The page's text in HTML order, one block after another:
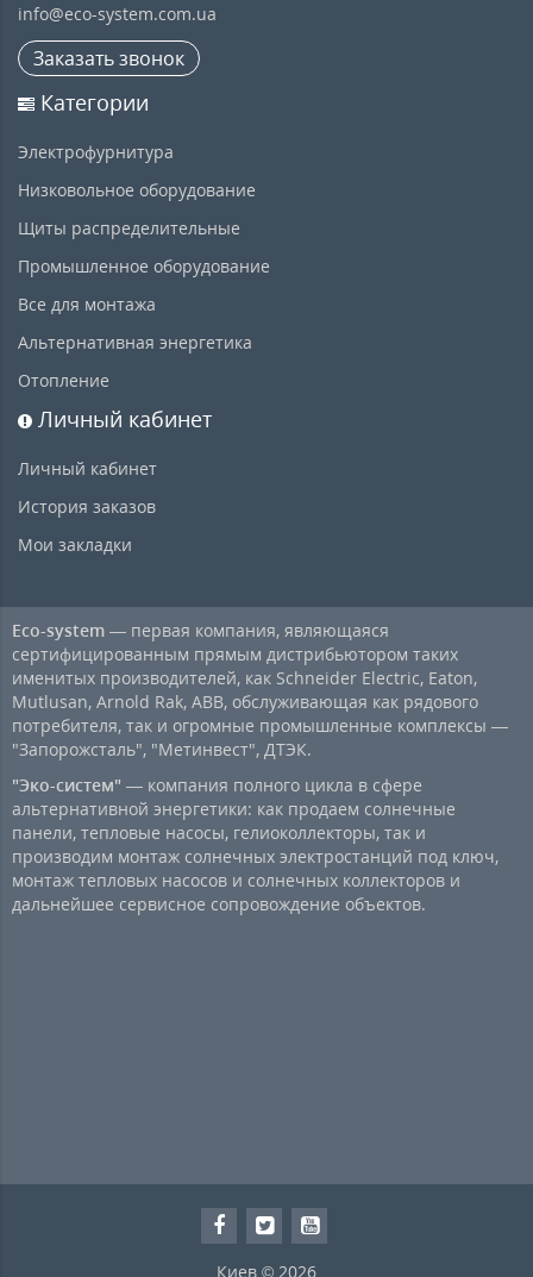
info@eco-system.com.ua
Заказать звонок
Категории
Электрофурнитура
Низковольное оборудование
Щиты распределительные
Промышленное оборудование
Все для монтажа
Альтернативная энергетика
Отопление
Личный кабинет
Личный кабинет
История заказов
Мои закладки
Eco-system — первая компания, являющаяся
сертифицированным прямым дистрибьютором таких
именитых производителей, как Schneider Electric, Eaton,
Mutlusan, Arnold Rak, ABB, обслуживающая как рядового
потребителя, так и огромные промышленные комплексы —
"Запорожсталь", "Метинвест", ДТЭК.
"Эко-систем" — компания полного цикла в сфере
альтернативной энергетики: как продаем солнечные
панели, тепловые насосы, гелиоколлекторы, так и
производим монтаж солнечных электростанций под ключ,
монтаж тепловых насосов и солнечных коллекторов и
дальнейшее сервисное сопровождение объектов.
Киев © 2026